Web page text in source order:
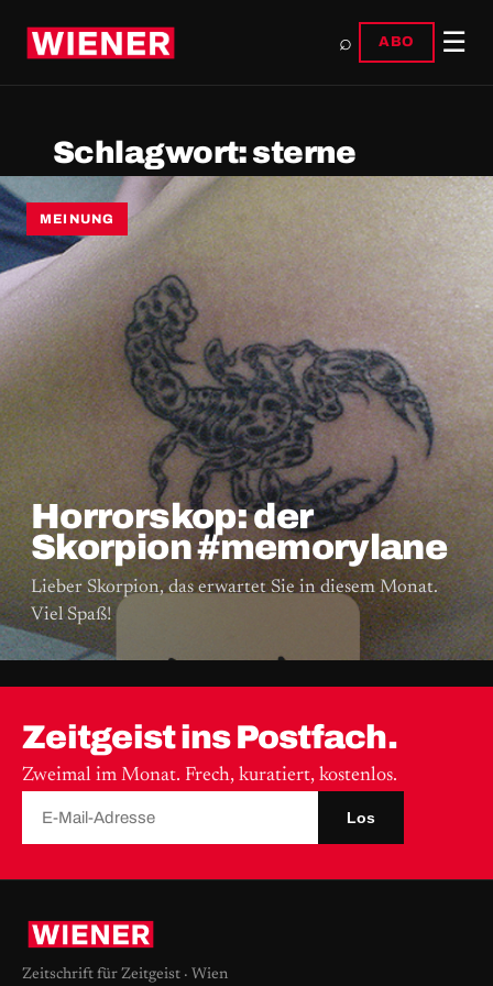
⌕ ABO ☰
Schlagwort:sterne
MEINUNG
Horrorskop: der
Skorpion #memorylane
Lieber Skorpion, das erwartet Sie in diesem Monat.
Viel Spaß!
Zeitgeist ins Postfach.
Zweimal im Monat. Frech, kuratiert, kostenlos.
Los
Zeitschrift für Zeitgeist · Wien